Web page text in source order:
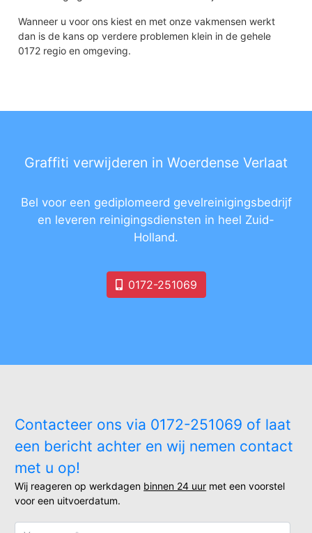
Wanneer u voor ons kiest en met onze vakmensen werkt
dan is de kans op verdere problemen klein in de gehele
0172 regio en omgeving.
Graffiti verwijderen in Woerdense Verlaat
Bel voor een gediplomeerd gevelreinigingsbedrijf
en leveren reinigingsdiensten in heel Zuid-
Holland.
0172-251069
Contacteer ons via 0172-251069 of laat
een bericht achter en wij nemen contact
met u op!
Wij reageren op werkdagen binnen 24 uur met een voorstel
voor een uitvoerdatum.